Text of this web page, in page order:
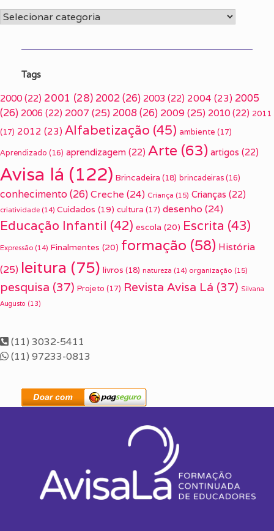
Categorias
Tags
2000 (22) 2001 (28) 2002(26) 2003 (22) 2004 (23) 2005
(26) 2006 (22) 2007 (25) 2008(26) 2009(25) 2010 (22) 2011
(17) 2012 (23) Alfabetização (45) ambiente (17)
Aprendizado (16) aprendizagem (22) Arte (63) artigos (22)
Avisa lá (122) Brincadeira (18) brincadeiras (16)
conhecimento(26) Creche (24) Criança (15) Crianças (22)
criatividade (14) Cuidados (19) cultura (17) desenho (24)
Educação Infantil (42) escola (20) Escrita (43)
Expressão (14) Finalmentes (20) formação (58) História
(25) leitura (75) livros (18) natureza (14) organização (15)
pesquisa (37) Projeto (17) Revista Avisa Lá (37) Silvana
Augusto (13)
(11) 3032-5411
(11) 97233-0813